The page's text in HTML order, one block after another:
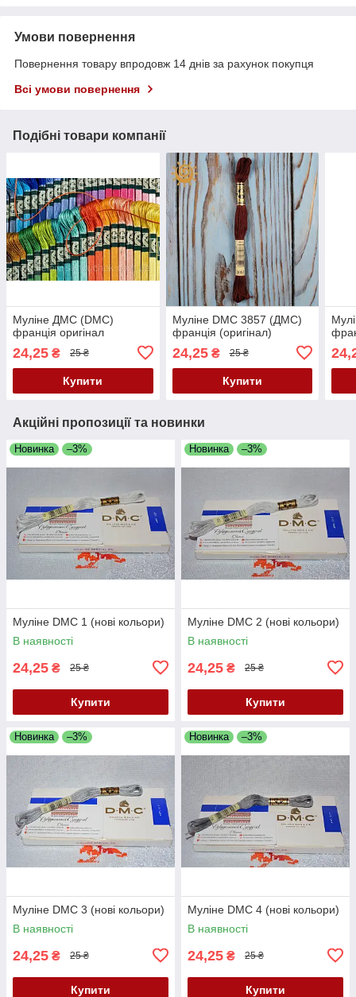
Умови повернення
Повернення товару впродовж 14 днів за рахунок покупця
Всі умови повернення
Подібні товари компанії
Муліне ДМС (DMC)
франція оригінал
24,25 ₴ 25 ₴
Купити
Муліне DMC 3857 (ДМС)
франція (оригінал)
24,25₴ 25 ₴
Купити
Акційні пропозиції та новинки
Новинка –3%
Муліне DMC 1 (нові кольори)
В наявності
24,25 ₴ 25 ₴
Купити
Новинка –3%
Муліне DMC 2 (нові кольори)
В наявності
24,25 ₴ 25 ₴
Купити
Новинка –3%
Муліне DMC 3 (нові кольори)
В наявності
24,25 ₴ 25 ₴
Купити
Новинка –3%
Муліне DMC 4 (нові кольори)
В наявності
24,25 ₴ 25 ₴
Купити